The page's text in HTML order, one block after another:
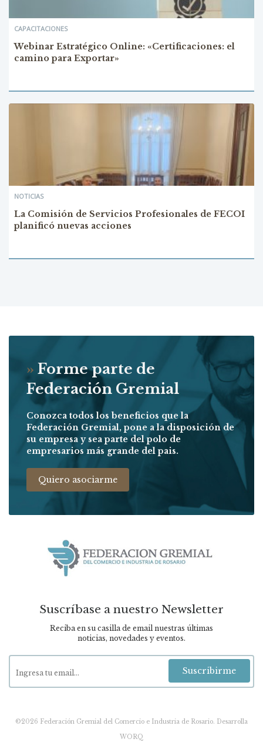
CAPACITACIONES
Webinar Estratégico Online: «Certificaciones: el
camino para Exportar»
NOTICIAS
La Comisión de Servicios Profesionales de FECOI
planificó nuevas acciones
» Forme parte de
Federación Gremial
Conozca todos los beneficios que la
Federación Gremial, pone a la disposición de
su empresa y sea parte del polo de
empresarios más grande del pais.
Quiero asociarme
Suscríbase a nuestro Newsletter
Reciba en su casilla de email nuestras últimas
noticias, novedades y eventos.
Suscribirme
©2026 Federación Gremial del Comercio e Industria de Rosario. Desarrolla
WORQ